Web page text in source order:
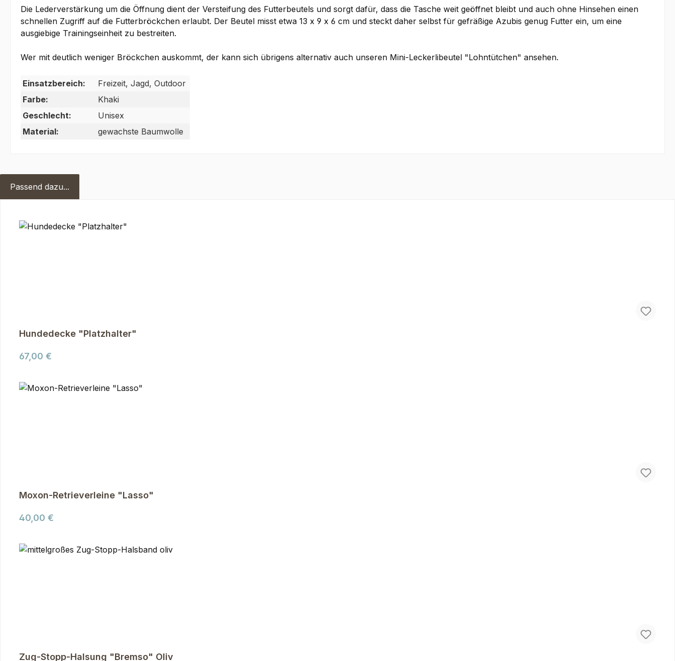
Die Lederverstärkung um die Öffnung dient der Versteifung des Futterbeutels und sorgt dafür, dass die Tasche weit geöffnet bleibt und auch ohne Hinsehen einen
schnellen Zugriff auf die Futterbröckchen erlaubt. Der Beutel misst etwa 13 x 9 x 6 cm und steckt daher selbst für gefräßige Azubis genug Futter ein, um eine
ausgiebige Trainingseinheit zu bestreiten.
Wer mit deutlich weniger Bröckchen auskommt, der kann sich übrigens alternativ auch unseren Mini-Leckerlibeutel "Lohntütchen" ansehen.
Einsatzbereich:
Freizeit, Jagd, Outdoor
Farbe:
Khaki
Geschlecht:
Unisex
Material:
gewachste Baumwolle
Passend dazu...
Hundedecke "Platzhalter"
Regulärer Preis:
67,00 €
Moxon-Retrieverleine "Lasso"
Regulärer Preis:
40,00 €
Zug-Stopp-Halsung "Bremso" Oliv